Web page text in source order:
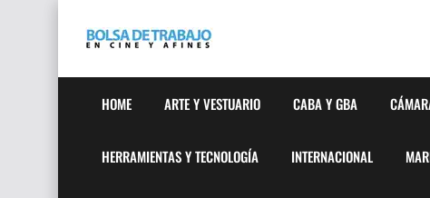
HOME ARTE Y VESTUARIO CABA Y GBA
HERRAMIENTAS Y TECNOLOGÍA INTERNACIONAL